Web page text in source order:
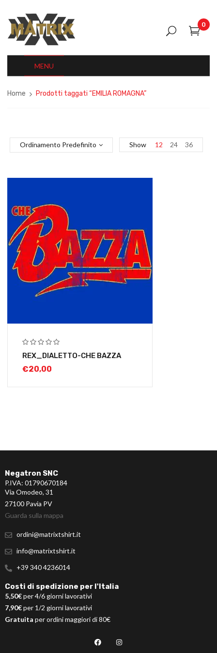
0
MENU
Home Prodotti taggati “EMILIA ROMAGNA”
Ordinamento Predefinito Show 12 24 36
REX_DIALETTO-CHE BAZZA
€20,00
Negatron SNC
P.IVA: 01790670184
Via Omodeo, 31
27100 Pavia PV
Guarda sulla mappa
ordini@matrixtshirt.it
info@matrixtshirt.it
+39 340 4236014
Costi di spedizione per l'Italia
5,50€per 4/6 giorni lavorativi
7,90€per 1/2 giorni lavorativi
Gratuita per ordini maggiori di 80€